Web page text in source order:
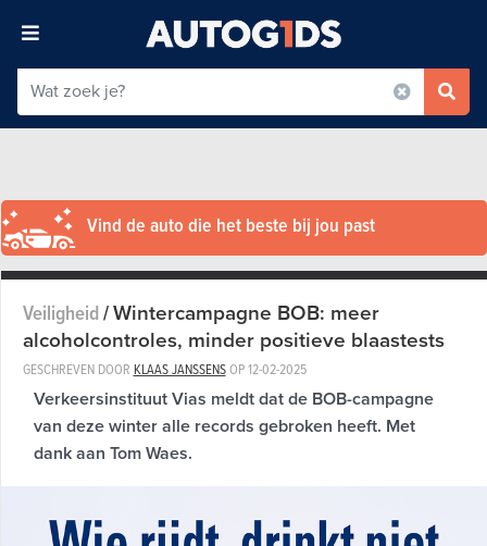
Vind de auto die het beste bij jou past
Veiligheid/Wintercampagne BOB: meer
alcoholcontroles, minder positieve blaastests
GESCHREVEN DOOR KLAAS JANSSENSOP12-02-2025
Verkeersinstituut Vias meldt dat de BOB-campagne
van deze winter alle records gebroken heeft. Met
dank aan Tom Waes.